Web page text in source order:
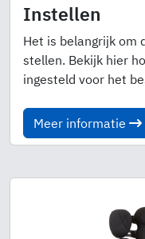
Instellen
Het is belangrijk om
stellen. Bekijk hier
ingesteld voor het
Meer informatie